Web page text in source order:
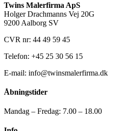
Twins Malerfirma ApS
Holger Drachmanns Vej 20G
9200 Aalborg SV
CVR nr: 44 49 59 45
Telefon: +45 25 30 56 15
E-mail: info@twinsmalerfirma.dk
Åbningstider
Mandag – Fredag: 7.00 – 18.00